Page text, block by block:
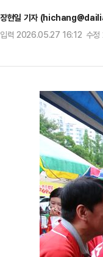
장현일 기자
입력 2026.05.27 16:12 수